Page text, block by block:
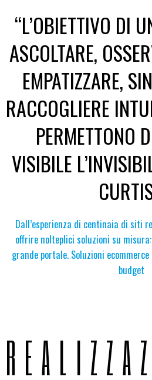
“L’OBIETTIVO DI
ASCOLTARE,
EMPATIZZARE,
RACCOGLIERE
PERMETTONO
VISIBILE
Dall’esperienza di centinaia di siti
offrire nolteplici soluzioni su
grande portale. Soluzioni
budget